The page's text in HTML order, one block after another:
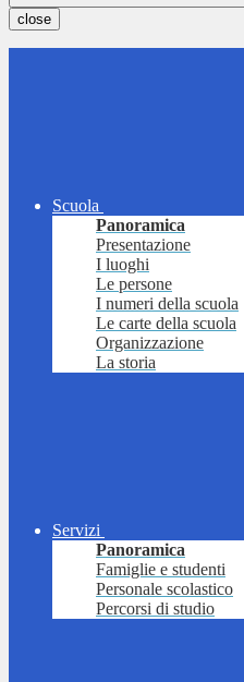
close
Scuola
Panoramica
Presentazione
I luoghi
Le persone
I numeri della scuola
Le carte della scuola
Organizzazione
La storia
Servizi
Panoramica
Famiglie e studenti
Personale scolastico
Percorsi di studio